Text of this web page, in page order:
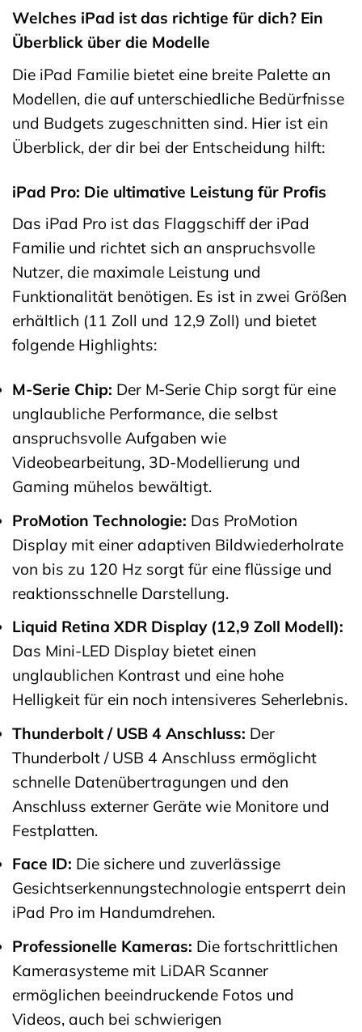
Welches iPad ist das richtige für dich? Ein
Überblick über die Modelle
Die iPad Familie bietet eine breite Palette an
Modellen, die auf unterschiedliche Bedürfnisse
und Budgets zugeschnitten sind. Hier ist ein
Überblick, der dir bei der Entscheidung hilft:
iPad Pro: Die ultimative Leistung für Profis
Das iPad Pro ist das Flaggschiff der iPad
Familie und richtet sich an anspruchsvolle
Nutzer, die maximale Leistung und
Funktionalität benötigen. Es ist in zwei Größen
erhältlich (11 Zoll und 12,9 Zoll) und bietet
folgende Highlights:
M-Serie Chip: Der M-Serie Chip sorgt für eine
unglaubliche Performance, die selbst
anspruchsvolle Aufgaben wie
Videobearbeitung, 3D-Modellierung und
Gaming mühelos bewältigt.
ProMotion Technologie: Das ProMotion
Display mit einer adaptiven Bildwiederholrate
von bis zu 120 Hz sorgt für eine flüssige und
reaktionsschnelle Darstellung.
Liquid Retina XDR Display (12,9 Zoll Modell):
Das Mini-LED Display bietet einen
unglaublichen Kontrast und eine hohe
Helligkeit für ein noch intensiveres Seherlebnis.
Thunderbolt / USB 4 Anschluss: Der
Thunderbolt / USB 4 Anschluss ermöglicht
schnelle Datenübertragungen und den
Anschluss externer Geräte wie Monitore und
Festplatten.
Face ID: Die sichere und zuverlässige
Gesichtserkennungstechnologie entsperrt dein
iPad Pro im Handumdrehen.
Professionelle Kameras: Die fortschrittlichen
Kamerasysteme mit LiDAR Scanner
ermöglichen beeindruckende Fotos und
Videos, auch bei schwierigen